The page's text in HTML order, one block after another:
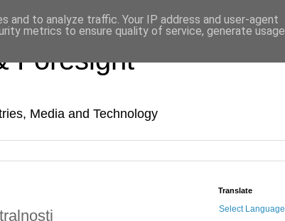
Foresight
Media and Technology
Translate
Select Language
to analyze traffic. Your IP address and user-agent
metrics to ensure quality of service, generate usage